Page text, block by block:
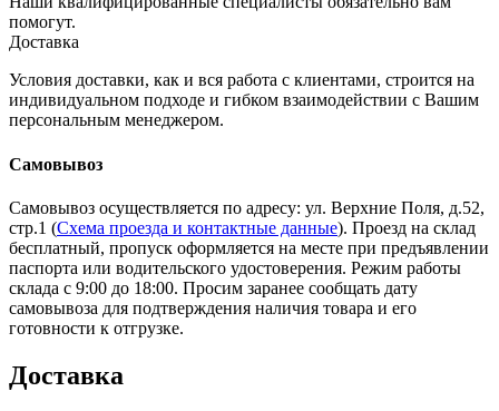
помогут.
Доставка
Условия доставки, как и вся работа с клиентами, строится на
индивидуальном подходе и гибком взаимодействии с Вашим
персональным менеджером.
Самовывоз
Самовывоз осуществляется по адресу: ул. Верхние Поля, д.52,
стр.1 (Схема проезда и контактные данные). Проезд на склад
бесплатный, пропуск оформляется на месте при предъявлении
паспорта или водительского удостоверения. Режим работы
склада с 9:00 до 18:00. Просим заранее сообщать дату
самовывоза для подтверждения наличия товара и его
готовности к отгрузке.
Доставка